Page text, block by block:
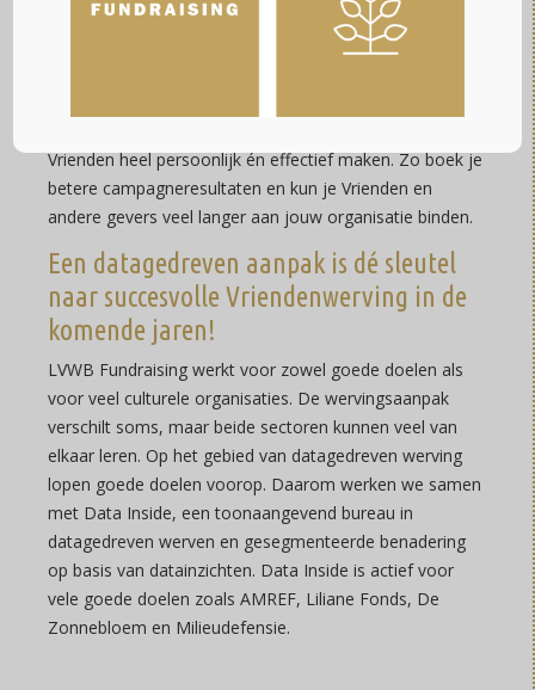
willen en kunnen bijdragen. Zogenaamde ‘datagedreven’
werving is dé sleutel om werving, bedank en behoud van
Vrienden heel persoonlijk én effectief maken. Zo boek je
betere campagneresultaten en kun je Vrienden en
andere gevers veel langer aan jouw organisatie binden.
Een datagedreven aanpak is dé sleutel
naar succesvolle Vriendenwerving in de
komende jaren!
LVWB Fundraising werkt voor zowel goede doelen als
voor veel culturele organisaties. De wervingsaanpak
verschilt soms, maar beide sectoren kunnen veel van
elkaar leren. Op het gebied van datagedreven werving
lopen goede doelen voorop. Daarom werken we samen
met Data Inside, een toonaangevend bureau in
datagedreven werven en gesegmenteerde benadering
op basis van datainzichten. Data Inside is actief voor
vele goede doelen zoals AMREF, Liliane Fonds, De
Zonnebloem en Milieudefensie.